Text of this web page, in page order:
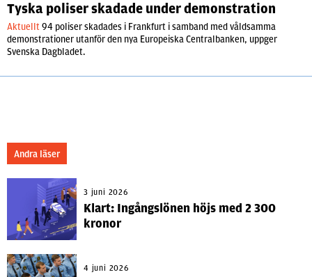
Tyska poliser skadade under demonstration
Aktuellt 94 poliser skadades i Frankfurt i samband med våldsamma
demonstrationer utanför den nya Europeiska Centralbanken, uppger
Svenska Dagbladet.
Andra läser
3 juni 2026
Klart: Ingångslönen höjs med 2 300
kronor
4 juni 2026